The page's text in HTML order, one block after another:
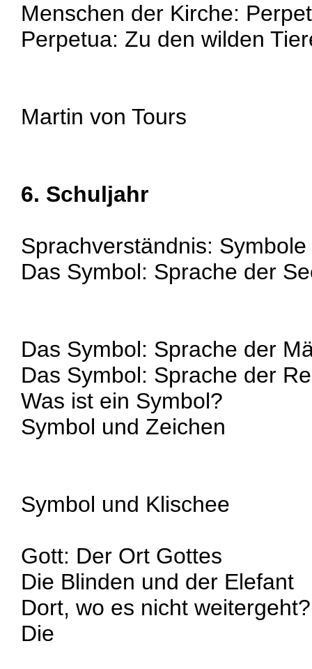
Menschen der Kirche:
Perpetua: Zu den wilden
Martin von Tours
6. Schuljahr
Sprachverständnis: Symbole
Das Symbol: Sprache der
Das Symbol: Sprache der
Das Symbol: Sprache der
Was ist ein Symbol?
Symbol und Zeichen
Symbol und Klischee
Gott: Der Ort Gottes
Die Blinden und der Elefant
Dort, wo es nicht weitergeht?
Die